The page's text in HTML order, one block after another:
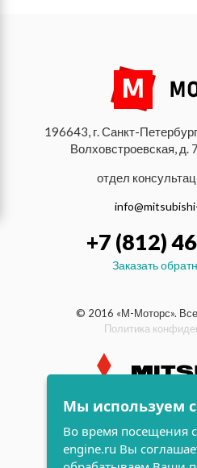
196643, г. Санкт-
Волховстроевская, д.
отдел
+7 (812)
Заказать
© 2016 «М-Моторс».
Политика
дизельные
Мы используем
Во время посещения
engine.ru Вы